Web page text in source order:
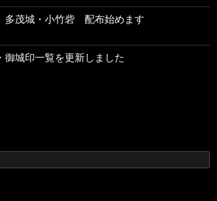
茂城・小竹砦 配布始めます
御城印一覧を更新しました